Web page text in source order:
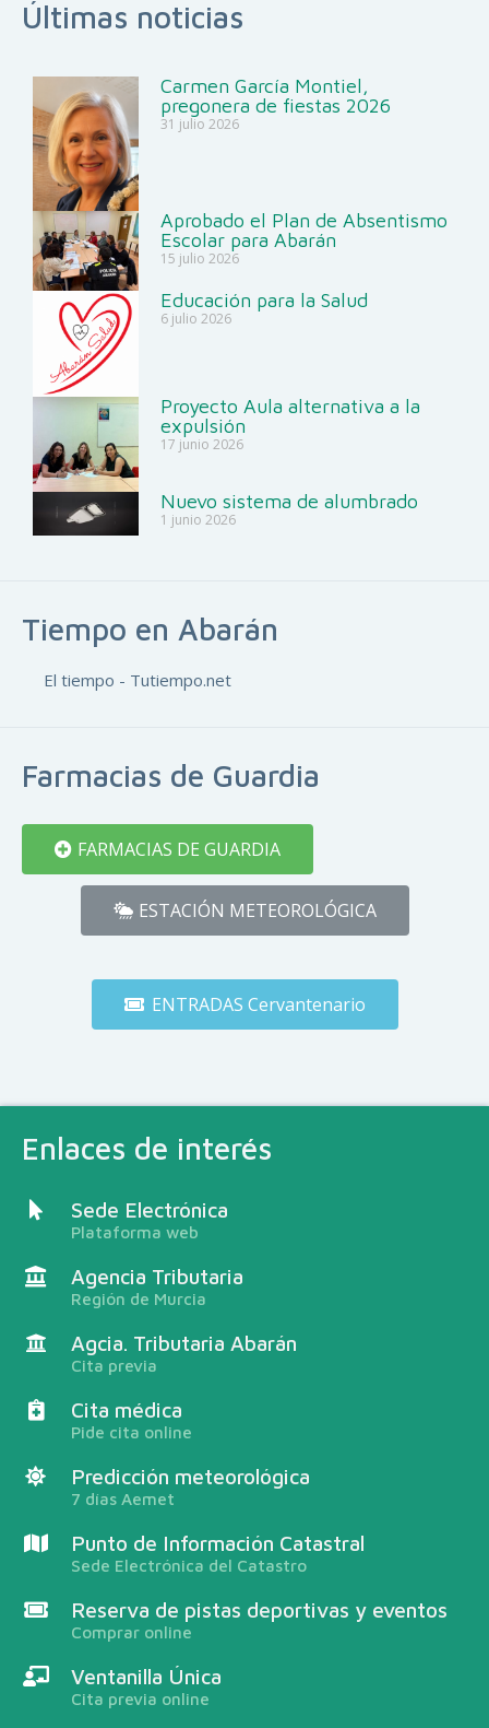
Enlaces de interés
Sede Electrónica
Plataforma web
Agencia Tributaria
Región de Murcia
Agcia. Tributaria Abarán
Cita previa
Cita médica
Pide cita online
Predicción meteorológica
7 días Aemet
Punto de Información Catastral
Sede Electrónica del Catastro
Reserva de pistas deportivas y eventos
Comprar online
Ventanilla Única
Cita previa online
Tiempo en Abarán
El tiempo - Tutiempo.net
Farmacias de Guardia
FARMACIAS DE GUARDIA
ESTACIÓN METEOROLÓGICA
ENTRADAS Cervantenario
Últimas noticias
Carmen García Montiel,
pregonera de fiestas 2026
31 julio 2026
Aprobado el Plan de Absentismo
Escolar para Abarán
15 julio 2026
Educación para la Salud
6 julio 2026
Proyecto Aula alternativa a la
expulsión
17 junio 2026
Nuevo sistema de alumbrado
1 junio 2026